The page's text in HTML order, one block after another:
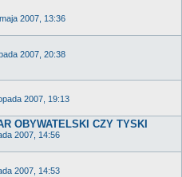
2007, 13:36
2007, 20:38
2007, 19:13
OBYWATELSKI CZY TYSKI
2007, 14:56
2007, 14:53